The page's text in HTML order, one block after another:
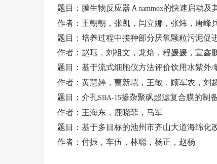
题目：膜生物反应器Ａ nammox的快速启动及
作者：王朝朝，张凯，闫立娜，张炜，唐峰
题目：培养过程中接种部分厌氧颗粒污泥促
作者：赵珏，刘祖文，龙焙，程媛媛，宣鑫
题目：基于流式细胞仪方法评价饮用水紫外/
作者：黄慧婷，曹新垲，王敏，顾军农，刘
题目：介孔SBA-15掺杂聚砜超滤复合膜的制
作者：王海东，鹿晓菲，马军
题目：基于多目标的池州市齐山大道海绵化
作者：付振，车伍，林聪，杨正，赵杨